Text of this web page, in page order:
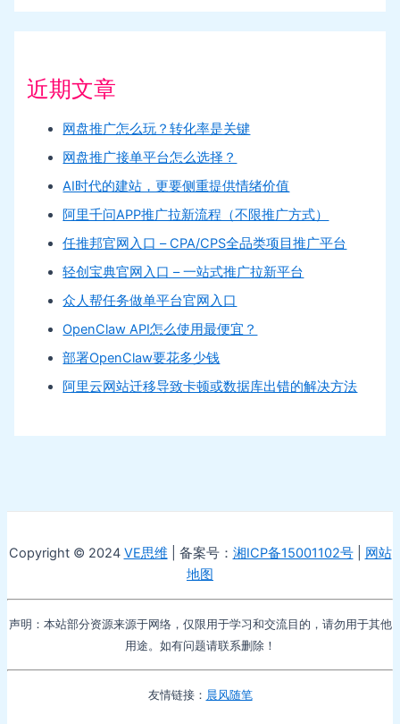
近期文章
网盘推广怎么玩？转化率是关键
网盘推广接单平台怎么选择？
AI时代的建站，更要侧重提供情绪价值
阿里千问APP推广拉新流程（不限推广方式）
任推邦官网入口 – CPA/CPS全品类项目推广平台
轻创宝典官网入口 – 一站式推广拉新平台
众人帮任务做单平台官网入口
OpenClaw API怎么使用最便宜？
部署OpenClaw要花多少钱
阿里云网站迁移导致卡顿或数据库出错的解决方法
Copyright © 2024 VE思维 | 备案号： 湘ICP备15001102号| 网站
地图
声明：本站部分资源来源于网络，仅限用于学习和交流目的，请勿用于其他
用途。如有问题请联系删除！
友情链接： 晨风随笔